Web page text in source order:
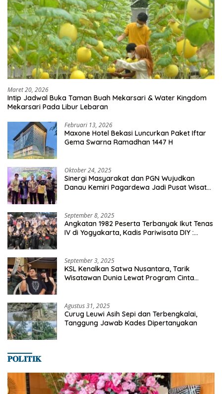
Maret 20, 2026
Intip Jadwal Buka Taman Buah Mekarsari & Water Kingdom
Mekarsari Pada Libur Lebaran
Februari 13, 2026
Maxone Hotel Bekasi Luncurkan Paket Iftar
Gema Swarna Ramadhan 1447 H
Oktober 24, 2025
Sinergi Masyarakat dan PGN Wujudkan
Danau Kemiri Pagardewa Jadi Pusat Wisata
September 8, 2025
Angkatan 1982 Peserta Terbanyak Ikut Tenas
IV di Yogyakarta, Kadis Pariwisata DIY :
September 3, 2025
KSL Kenalkan Satwa Nusantara, Tarik
Wisatawan Dunia Lewat Program Cinta
Agustus 31, 2025
Curug Leuwi Asih Sepi dan Terbengkalai,
Tanggung Jawab Kades Dipertanyakan
𝐏𝐎𝐋𝐈𝐓𝐈𝐊